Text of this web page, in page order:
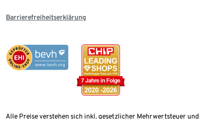
Barrierefreiheitserklärung
Alle Preise verstehen sich inkl. gesetzlicher Mehrwertsteuer und